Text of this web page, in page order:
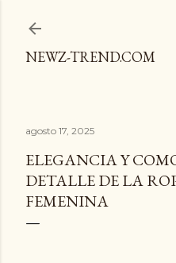
NEWZ-TREND.COM
agosto 17, 2025
ELEGANCIA Y
DETALLE DE LA
FEMENINA